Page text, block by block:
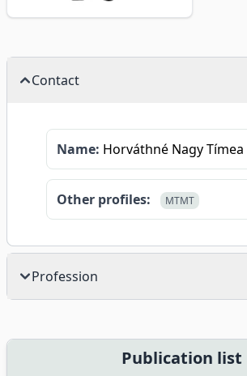
Contact
Name: Horváthné Nagy Tímea
Other profiles: MTMT
Profession
Publication list